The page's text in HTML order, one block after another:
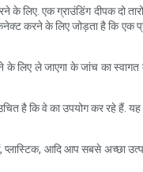
लिए. एक ग्राउंडिंग दीपक दो
करने के लिए जोड़ता है कि एक
के लिए ले जाएगा के जांच का
उचित है कि वे का उपयोग कर रहे हैं.
प्लास्टिक, आदि आप सबसे अच्छा